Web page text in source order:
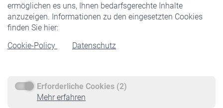
ermöglichen es uns, Ihnen bedarfsgerechte Inhalte
anzuzeigen. Informationen zu den eingesetzten Cookies
finden Sie hier:
Cookie-Policy
Datenschutz
Erforderliche Cookies (2)
Mehr erfahren
Rentner
Rentenbeginn
Rente beantragen
Service
Informationen